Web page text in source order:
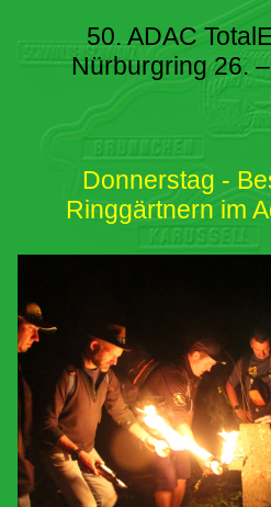
50. ADAC
Nürburgring 26.
Donnerstag -
Ringgärtnern im